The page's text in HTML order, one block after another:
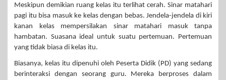
Meskipun demikian ruang kelas itu terlihat cerah. Sinar matahari
pagi itu bisa masuk ke kelas dengan bebas. Jendela-jendela di kiri
kanan kelas mempersilakan sinar matahari masuk tanpa
hambatan. Suasana ideal untuk suatu pertemuan. Pertemuan
yang tidak biasa di kelas itu.
Biasanya, kelas itu dipenuhi oleh Peserta Didik (PD) yang sedang
berinteraksi dengan seorang guru. Mereka berproses dalam